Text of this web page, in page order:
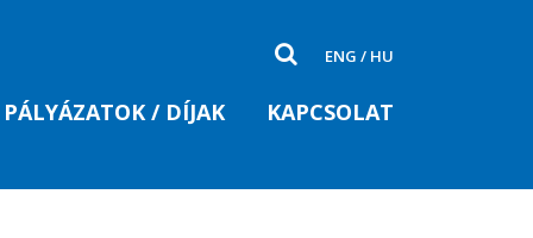
ENG / HU
PÁLYÁZATOK / DÍJAK KAPCSOLAT